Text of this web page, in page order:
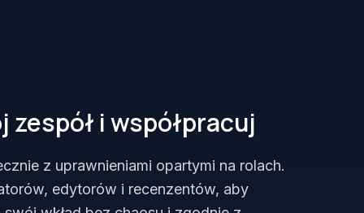
zespół i współpracuj
z uprawnieniami opartymi na rolach.
edytorów i recenzentów, aby